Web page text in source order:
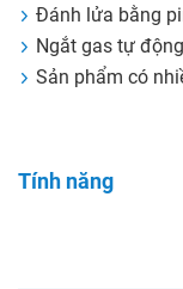
Đánh lửa bằng
Ngắt gas tự động
Sản phẩm có
Tính năng